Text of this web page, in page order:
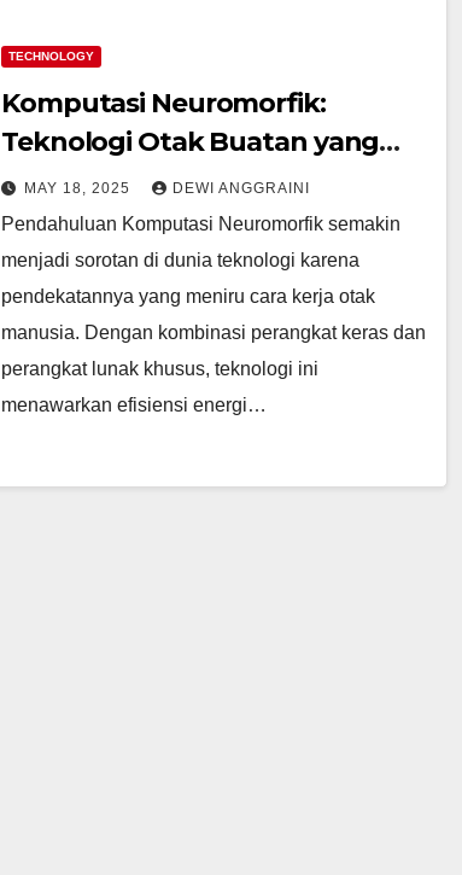
TECHNOLOGY
Komputasi Neuromorfik:
Teknologi Otak Buatan yang
Mengubah Masa Depan
MAY 18, 2025 DEWI ANGGRAINI
Pendahuluan Komputasi Neuromorfik semakin
menjadi sorotan di dunia teknologi karena
pendekatannya yang meniru cara kerja otak
manusia. Dengan kombinasi perangkat keras dan
perangkat lunak khusus, teknologi ini
menawarkan efisiensi energi…